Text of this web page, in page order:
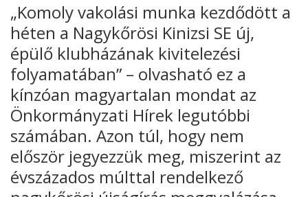
„Komoly vakolási munka kezdődött a
héten a Nagykőrösi Kinizsi SE új,
épülő klubházának kivitelezési
folyamatában” – olvasható ez a
kínzóan magyartalan mondat az
Önkormányzati Hírek legutóbbi
számában. Azon túl, hogy nem
először jegyezzük meg, miszerint az
évszázados múlttal rendelkező